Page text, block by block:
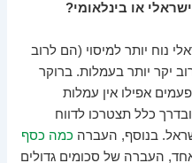
או בינלאומי?
נוח יותר למיסוי (הם לרוב
יקר יותר בעמלות. ברוקר
אפילו אין עמלות
כלל תצטרכו לדווח
בנוסף, העברה כמה כסף
אחד, העברה של סכומים גדולים